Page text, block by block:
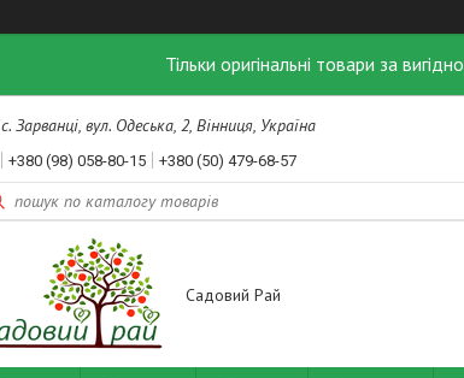
Тільки оригінальні товари за
с. Зарванці, вул. Одеська, 2, Вінниця, Україна
+380 (98) 058-80-15 +380 (50) 479-68-57
Садовий Рай